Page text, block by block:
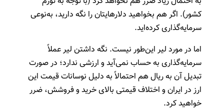
کشور). اگر هم بخواهید دلارهایتان را نگه دارید، به‌نوعی
سرمایه‌گذاری کرده‌اید.
اما در مورد لیر این‌طور نیست. نگه داشتن لیر عملاً
سرمایه‌گذاری به حساب نمی‌آید و ارزشی ندارد؛ در صورت
تبدیل آن به ریال هم احتمالاً به دلیل نوسانات قیمت این
ارز در ایران و اختلاف قیمتی بالای خرید و فروشش، ضرر
خواهید کرد.